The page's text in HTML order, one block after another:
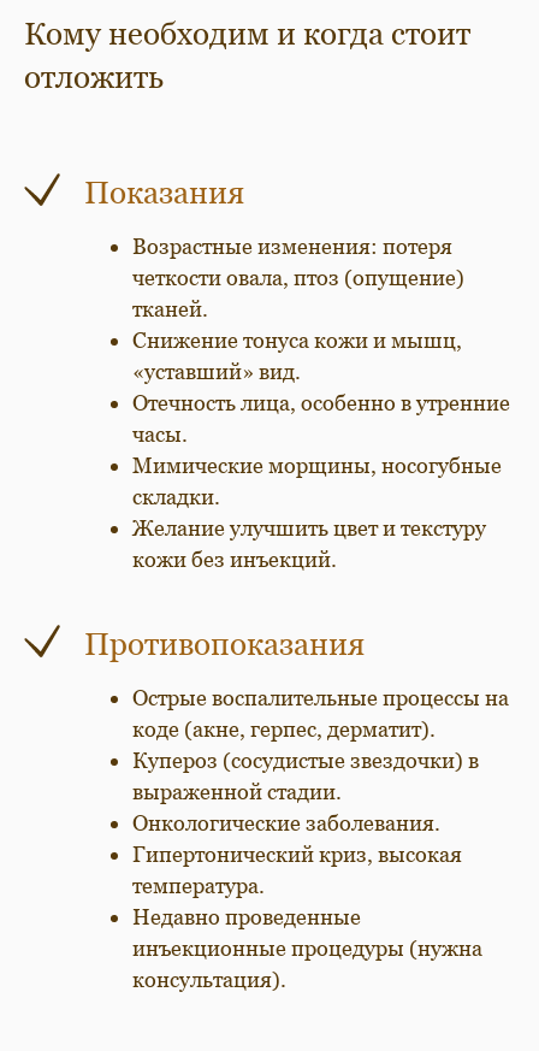
Кому необходим и когда стоит
отложить
Показания
Возрастные изменения: потеря
четкости овала, птоз (опущение)
тканей.
Снижение тонуса кожи и мышц,
«уставший» вид.
Отечность лица, особенно в утренние
часы.
Мимические морщины, носогубные
складки.
Желание улучшить цвет и текстуру
кожи без инъекций.
Противопоказания
Острые воспалительные процессы на
коде (акне, герпес, дерматит).
Купероз (сосудистые звездочки) в
выраженной стадии.
Онкологические заболевания.
Гипертонический криз, высокая
температура.
Недавно проведенные
инъекционные процедуры (нужна
консультация).